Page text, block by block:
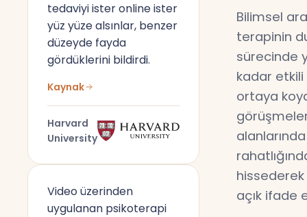
tedaviyi ister online ister
yüz yüze alsınlar, benzer
düzeyde fayda
gördüklerini bildirdi.
Kaynak
Harvard
University
Video üzerinden
uygulanan psikoterapi
Bilimsel
terapinin
sürecinde
kadar
ortaya
açık ifade